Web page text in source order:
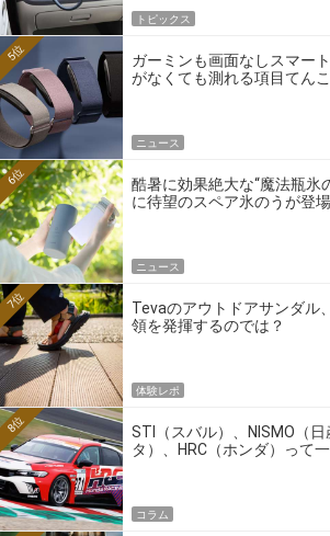
トピックス
ガーミンも画面なしスマー
がなくても測れる項目てん
5位
ニュース
酷暑に効果絶大な“魔法瓶氷
に待望のスペア氷のうが登場
6位
ニュース
Tevaのアウトドアサンダル
領を発揮するのでは？
7位
体験レポ
STI（スバル）、NISMO（日
タ）、HRC（ホンダ）って
8位
コラム